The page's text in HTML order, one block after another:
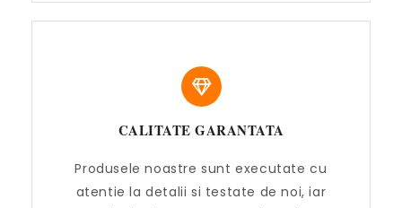
CALITATE GARANTATA
Produsele noastre sunt executate cu
atentie la detalii si testate de noi, iar